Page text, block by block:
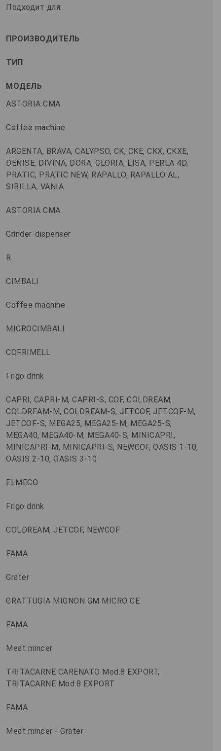
Подходит для:
ПРОИЗВОДИТЕЛЬ
ТИП
МОДЕЛЬ
ASTORIA CMA
Coffee machine
ARGENTA, BRAVA, CALYPSO, CK, CKE, CKX, CKXE,
DENISE, DIVINA, DORA, GLORIA, LISA, PERLA 4D,
PRATIC, PRATIC NEW, RAPALLO, RAPALLO AL,
SIBILLA, VANIA
ASTORIA CMA
Grinder-dispenser
R
CIMBALI
Coffee machine
MICROCIMBALI
COFRIMELL
Frigo drink
CAPRI, CAPRI-M, CAPRI-S, COF, COLDREAM,
COLDREAM-M, COLDREAM-S, JETCOF, JETCOF-M,
JETCOF-S, MEGA25, MEGA25-M, MEGA25-S,
MEGA40, MEGA40-M, MEGA40-S, MINICAPRI,
MINICAPRI-M, MINICAPRI-S, NEWCOF, OASIS 1-10,
OASIS 2-10, OASIS 3-10
ELMECO
Frigo drink
COLDREAM, JETCOF, NEWCOF
FAMA
Grater
GRATTUGIA MIGNON GM MICRO CE
FAMA
Meat mincer
TRITACARNE CARENATO Mod.8 EXPORT,
TRITACARNE Mod.8 EXPORT
FAMA
Meat mincer - Grater